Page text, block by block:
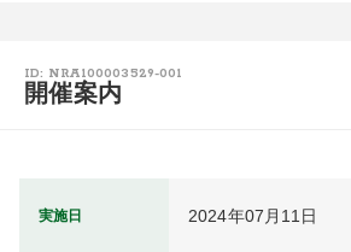
ID: NRA100003529-001
開催案内
実施日 2024年07月11日